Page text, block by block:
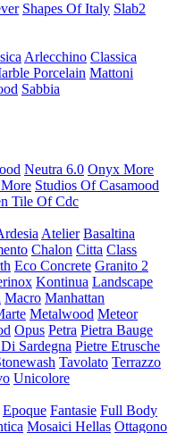
Shapes Of Italy Slab2
Arlecchino Classica
Porcelain Mattoni
Sabbia
Neutra 6.0 Onyx More
More Studios Of Casamood
Tile Of Cdc
Atelier Basaltina
Chalon Citta Class
Eco Concrete Granito 2
Kontinua Landscape
Macro Manhattan
Metalwood Meteor
Opus Petra Pietra Bauge
Sardegna Pietre Etrusche
Tavolato Terrazzo
Unicolore
Epoque Fantasie Full Body
Mosaici Hellas Ottagono